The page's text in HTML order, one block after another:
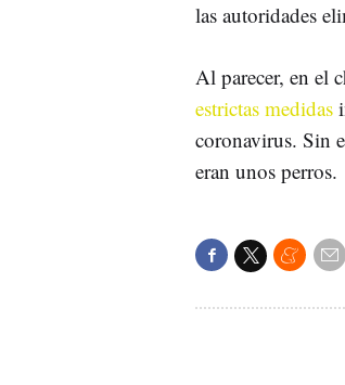
las autoridades
Al parecer, en el
estrictas medidas
coronavirus. Sin
eran unos perros.